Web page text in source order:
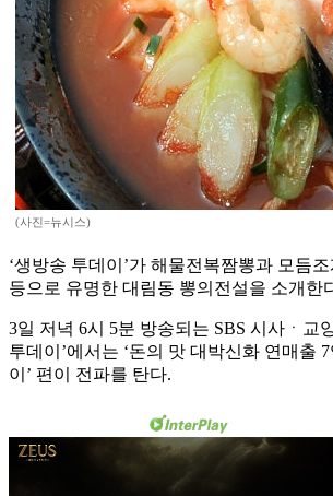
(사진=뉴시스)
‘생방송 투데이’가 해물전복짬뽕과 모듬
등으로 유명한 대림동 뽕의전설을 소개한
3일 저녁 6시 5분 방송되는 SBS 시사ㆍ교
투데이’에서는 ‘돈의 맛 대박신화 연매출
이’ 편이 전파를 탄다.